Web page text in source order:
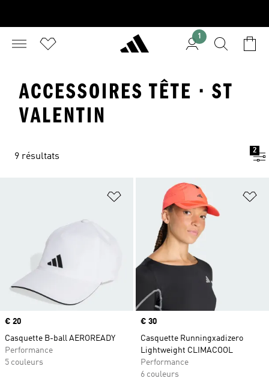
1
ACCESSOIRES TÊTE · ST
VALENTIN
9 résultats
2
Ajouter à la Liste de produits
Prix
€ 20
Casquette B-ball AEROREADY
Performance
5 couleurs
Prix
€ 30
Casquette Runningxadizero
Lightweight CLIMACOOL
Performance
6 couleurs